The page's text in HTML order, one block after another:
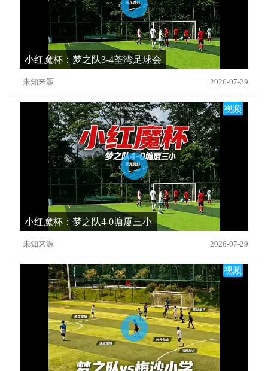
小红魔杯：梦之队3-4荃湾足球会
未知来源 2026-07-29
视频
小红魔杯：梦之队4-0塘厦三小
未知来源 2026-07-29
视频